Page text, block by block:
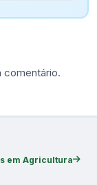
comentário.
em Agricultura